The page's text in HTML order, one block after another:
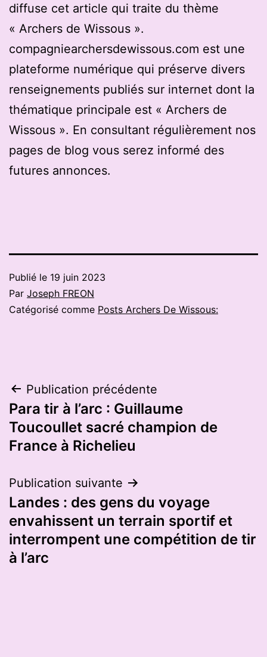
diffuse cet article qui traite du thème
« Archers de Wissous ».
compagniearchersdewissous.com est une
plateforme numérique qui préserve divers
renseignements publiés sur internet dont la
thématique principale est « Archers de
Wissous ». En consultant régulièrement nos
pages de blog vous serez informé des
futures annonces.
Publié le 19 juin 2023
Par Joseph FREON
Catégorisé comme Posts Archers De Wissous:
Navigation
de
l’article
Publication précédente
Para tir à l’arc : Guillaume
Toucoullet sacré champion de
France à Richelieu
Publication suivante
Landes : des gens du voyage
envahissent un terrain sportif et
interrompent une compétition de tir
à l’arc